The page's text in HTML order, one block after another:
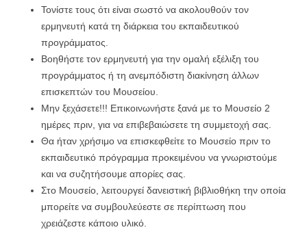
Τονίστε τους ότι είναι σωστό να ακολουθούν τον
ερμηνευτή κατά τη διάρκεια του εκπαιδευτικού
προγράμματος.
Βοηθήστε τον ερμηνευτή για την ομαλή εξέλιξη του
προγράμματος ή τη ανεμπόδιστη διακίνηση άλλων
επισκεπτών του Μουσείου.
Μην ξεχάσετε!!! Επικοινωνήστε ξανά με το Μουσείο 2
ημέρες πριν, για να επιβεβαιώσετε τη συμμετοχή σας.
Θα ήταν χρήσιμο να επισκεφθείτε το Μουσείο πριν το
εκπαιδευτικό πρόγραμμα προκειμένου να γνωριστούμε
και να συζητήσουμε απορίες σας.
Στο Μουσείο, λειτουργεί δανειστική βιβλιοθήκη την οποία
μπορείτε να συμβουλεύεστε σε περίπτωση που
χρειάζεστε κάποιο υλικό.